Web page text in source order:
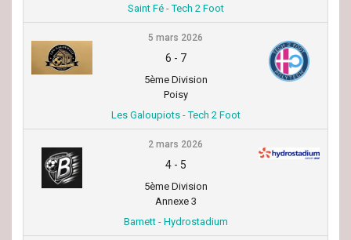
Saint Fé - Tech 2 Foot
5 mars 2026
6 - 7
5ème Division
Poisy
Les Galoupiots - Tech 2 Foot
2 mars 2026
4- 5
5ème Division
Annexe 3
Barnett - Hydrostadium